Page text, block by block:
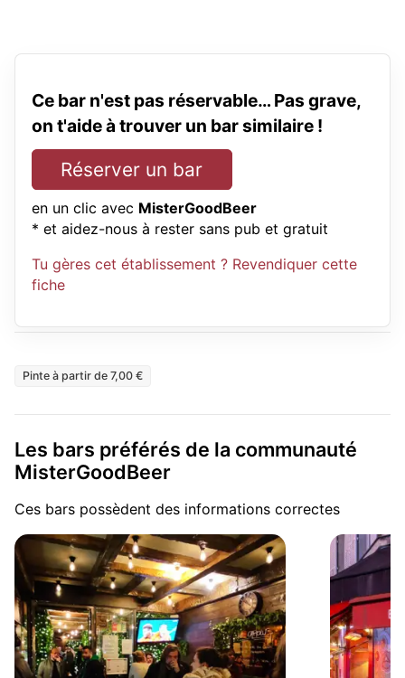
Ce bar n'est pas réservable… Pas grave,
on t'aide à trouver un bar similaire !
Réserver un bar
en un clic avec MisterGoodBeer
* et aidez-nous à rester sans pub et gratuit
Tu gères cet établissement ? Revendiquer cette
fiche
Pinte à partir de 7,00 €
Les bars préférés de la communauté
MisterGoodBeer
Ces bars possèdent des informations correctes